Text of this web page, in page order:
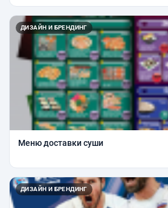
ДИЗАЙН И БРЕНДИНГ
Меню доставки суши
ДИЗАЙН И БРЕНДИНГ